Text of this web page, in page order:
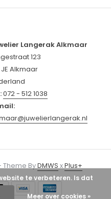
Langerak Alkmaar
123
JE Alkmaar
072 - 512 1038
Theme ByDMWSxPlus+
te verbeteren. Is dat
Meer over cookies »